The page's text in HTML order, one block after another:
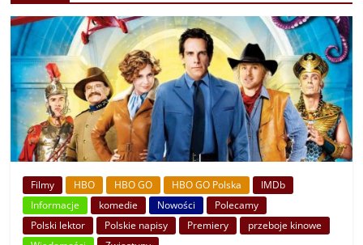
Filmy HBO HBO GO HBO GO Polska
IMDb
Informacje
komedie Nowości
Polecamy
Polski lektor
Polskie napisy Premiery
przeboje kinowe